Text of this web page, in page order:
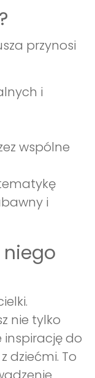
przynosi
i
wspólne
i
nie tylko
inspirację do
dziećmi. To